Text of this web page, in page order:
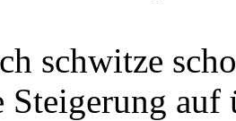
schwitze
Steigerung auf